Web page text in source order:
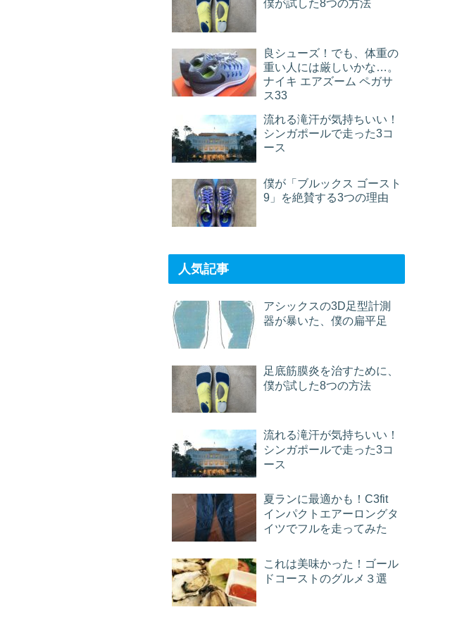
僕が試した8つの方法
良シューズ！でも、体重の
重い人には厳しいかな…。
ナイキ エアズーム ペガサ
ス33
流れる滝汗が気持ちいい！
シンガポールで走った3コ
ース
僕が「ブルックス ゴースト
9」を絶賛する3つの理由
人気記事
アシックスの3D足型計測
器が暴いた、僕の扁平足
足底筋膜炎を治すために、
僕が試した8つの方法
流れる滝汗が気持ちいい！
シンガポールで走った3コ
ース
夏ランに最適かも！C3fit
インパクトエアーロングタ
イツでフルを走ってみた
これは美味かった！ゴール
ドコーストのグルメ３選